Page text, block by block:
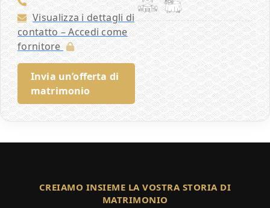
Visualizza i dettagli di
contatto – Accedi come
fornitore
Invia un’offerta di
matrimonio
CREIAMO INSIEME LA VOSTRA STORIA DI
MATRIMONIO